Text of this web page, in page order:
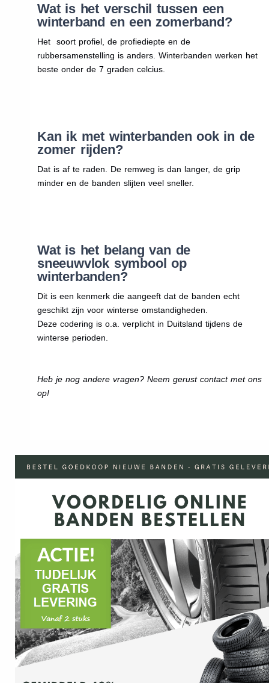
Wat is het verschil tussen een
winterband en een zomerband?
Het soort profiel, de profiediepte en de
rubbersamenstelling is anders. Winterbanden werken het
beste onder de 7 graden celcius.
Kan ik met winterbanden ook in de
zomer rijden?
Dat is af te raden. De remweg is dan langer, de grip
minder en de banden slijten veel sneller.
Wat is het belang van de
sneeuwvlok symbool op
winterbanden?
Dit is een kenmerk die aangeeft dat de banden echt
geschikt zijn voor winterse omstandigheden.
Deze codering is o.a. verplicht in Duitsland tijdens de
winterse perioden.
Heb je nog andere vragen? Neem gerust contact met ons
op!